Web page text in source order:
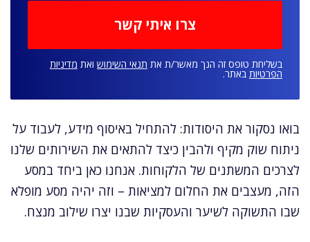
בשליחת טופס זה הנך מאשר/ת את תנאי השימוש ואת מדיניות
הפרטיות באתר.
בואו נסקור את היסודות: להתחיל באיסוף מידע, לעבוד על
ניתוח שוק מקיף ולהבין כיצד להתאים את השירותים שלנו
לצרכים המשתנים של הלקוחות. אנחנו כאן ביחד במסע
הזה, מעצבים את החלום למציאות – וזה יהיה מסע מופלא
שבו התשוקה לשיער והעסקיות שבנו יצרו שילוב מנצח.